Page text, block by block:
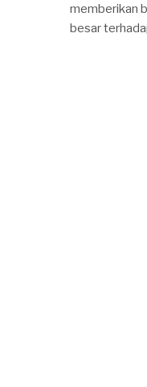
memberikan
besar